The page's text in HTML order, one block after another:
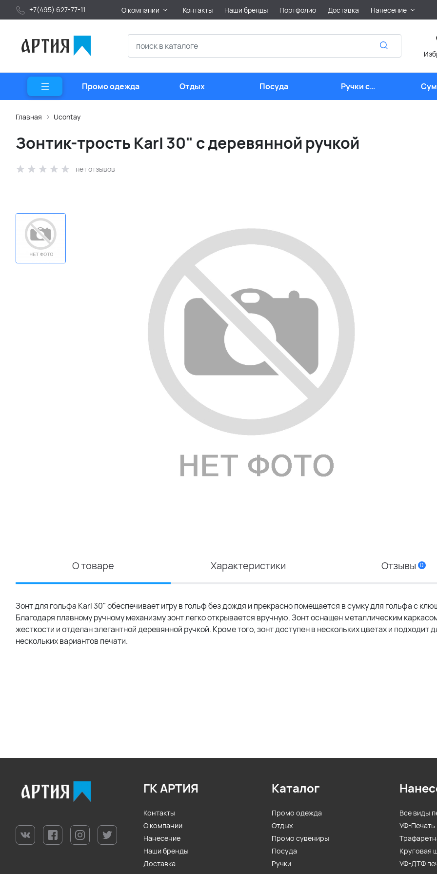
+7(495) 627-77-11 О компании Контакты Наши бренды Портфолио Доставка Нанесение
Промо одежда Отдых Посуда
Ручки с
логотипом
Главная Ucontay
Зонтик-трость Karl 30" с деревянной ручкой
нет отзывов
О товаре Характеристики Отзывы 0
Зонт для гольфа Karl 30" обеспечивает игру в гольф без дождя и прекрасно помещается в сумку для гольфа с
Благодаря плавному ручному механизму зонт легко открывается вручную. Зонт оснащен металлическим
жесткости и отделан элегантной деревянной ручкой. Кроме того, зонт доступен в нескольких цветах и подходит
нескольких вариантов печати.
ГК АРТИЯ
Контакты
О компании
Нанесение
Наши бренды
Доставка
Каталог
Промо одежда
Отдых
Промо сувениры
Посуда
Ручки
Все виды
УФ-Печать
Круговая
УФ-ДТФ